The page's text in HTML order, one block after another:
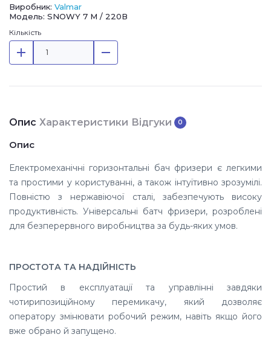
Виробник: Valmar
Модель: SNOWY 7 M / 220В
Кількість
Опис Характеристики Відгуки 0
Опис
Електромеханічні горизонтальні бач фризери є легкими
та простими у користуванні, а також інтуїтивно зрозумілі.
Повністю з нержавіючої сталі, забезпечують високу
продуктивність. Універсальні батч фризери, розроблені
для безперервного виробництва за будь-яких умов.
ПРОСТОТА ТА НАДІЙНІСТЬ
Простий в експлуатації та управлінні завдяки
чотирипозиційному перемикачу, який дозволяє
оператору змінювати робочий режим, навіть якщо його
вже обрано й запущено.